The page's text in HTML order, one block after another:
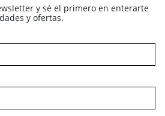
y sé el primero en enterarte
y ofertas.